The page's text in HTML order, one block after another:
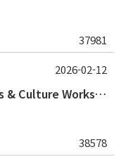
37981
(~2/19) 아시아대학연맹 AUA-CU Arts & Culture Workshop Camp 2026 참가자 선발 안내
38578
2026-02-12